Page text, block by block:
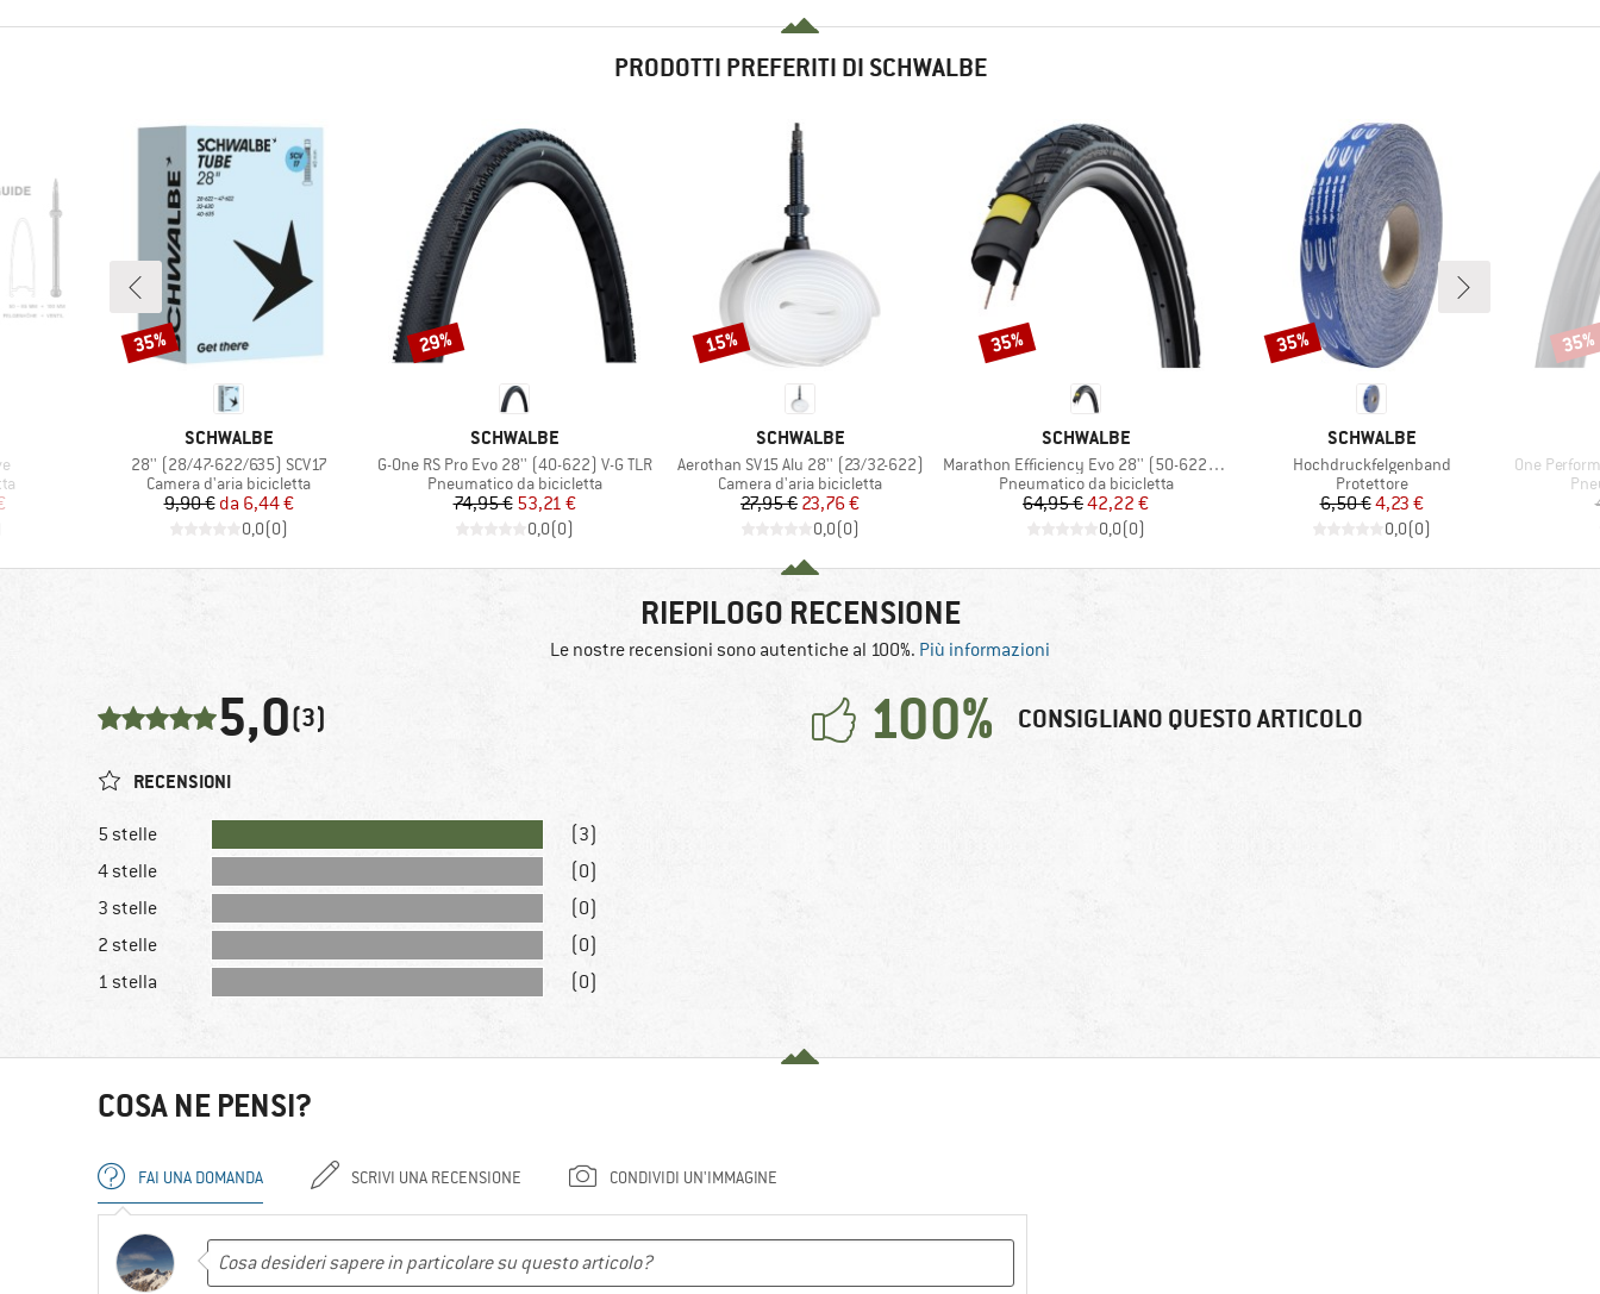
PRODOTTI PREFERITI DI SCHWALBE
MARCHIO
SCHWALBE
Articolo
28'' (28/47-622/635) SCV17
Gruppo di prodotti
Camera d'aria bicicletta
Prezzo
9,90 € Prezzo ridotto
da 6,44 €
0,0(0)
Sconto
35%
MARCHIO
SCHWALBE
Articolo
G-One RS Pro Evo 28'' (40-622) V-G TLR
Gruppo di prodotti
Pneumatico da bicicletta
Prezzo
74,95 €Prezzo ridotto
53,21 €
0,0(0)
Sconto
29%
MARCHIO
SCHWALBE
Articolo
Aerothan SV15 Alu 28'' (23/32-622)
Gruppo di prodotti
Camera d'aria bicicletta
Prezzo
27,95 € Prezzo ridotto
23,76 €
0,0(0)
Sconto
15%
MARCHIO
SCHWALBE
Articolo
Marathon Efficiency Evo 28'' (50-622) SR V-Guard
Gruppo di prodotti
Pneumatico da bicicletta
Prezzo
64,95 €Prezzo ridotto
42,22 €
0,0(0)
Sconto
35%
MARCHIO
SCHWALBE
Articolo
Hochdruckfelgenband
Gruppo di prodotti
Protettore
Prezzo
6,50 €Prezzo ridotto
4,23 €
0,0(0)
Sconto
35%
Articolo
One
35%
RIEPILOGO RECENSIONE
Le nostre recensioni sono autentiche al 100%. Più informazioni
5,0(3) 100% CONSIGLIANO QUESTO ARTICOLO
RECENSIONI
5 stelle
(3)
4 stelle
(0)
3 stelle
(0)
2 stelle
(0)
1 stella
(0)
COSA NE PENSI?
FAI UNA DOMANDA SCRIVI UNA RECENSIONE CONDIVIDI UN'IMMAGINE